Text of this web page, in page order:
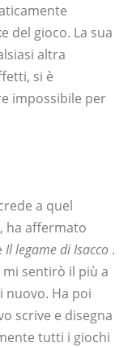
del gioco. La sua
altra
si è
impossibile per
a quel
ha affermato
Il legame di Isacco .
mi sentirò il più a
nuovo. Ha poi
scrive e disegna
tutti i giochi